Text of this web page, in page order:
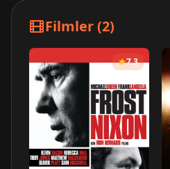
Filmler (2)
7.3